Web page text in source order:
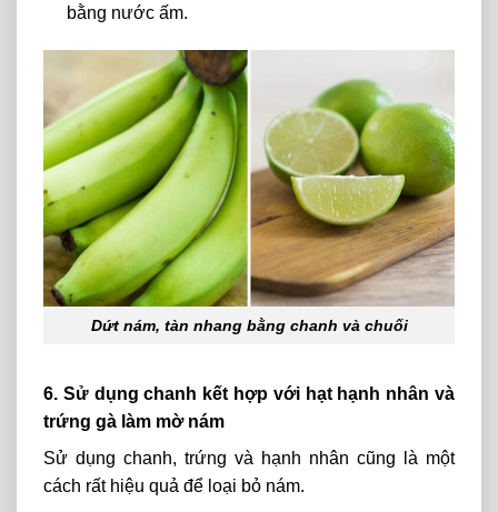
bằng nước ấm.
Dứt nám, tàn nhang bằng chanh và chuối
6. Sử dụng chanh kết hợp với hạt hạnh nhân và
trứng gà làm mờ nám
Sử dụng chanh, trứng và hạnh nhân cũng là một
cách rất hiệu quả để loại bỏ nám.